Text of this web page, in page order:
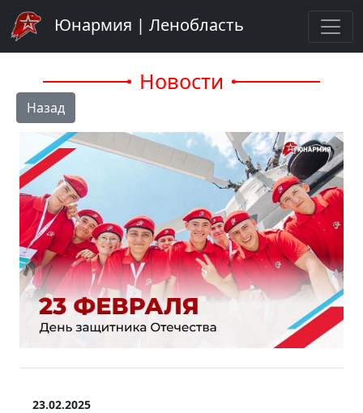
Юнармия | Ленобласть
Новости
Назад
23.02.2025